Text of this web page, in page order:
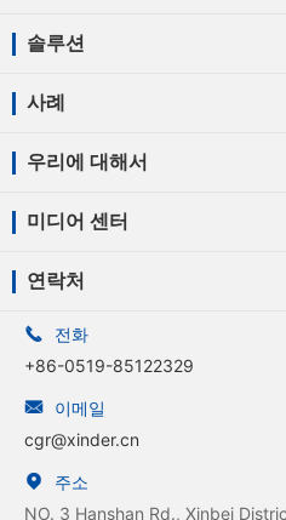
솔루션
사례
우리에 대해서
미디어 센터
연락처

전화
+86-0519-85122329

이메일
cgr@xinder.cn

주소
NO. 3 Hanshan Rd., Xinbei